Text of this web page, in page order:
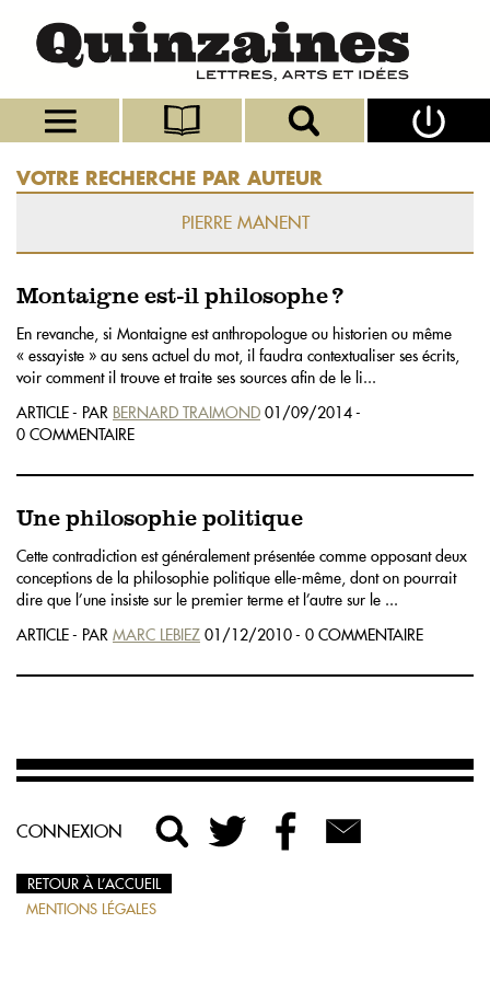
VOTRE RECHERCHE PAR AUTEUR
PIERRE MANENT
Montaigne est-il philosophe ?
En revanche, si Montaigne est anthropologue ou historien ou même
« essayiste » au sens actuel du mot, il faudra contextualiser ses écrits,
voir comment il trouve et traite ses sources afin de le li...
ARTICLE - PAR BERNARD TRAIMOND 01/09/2014 -
0 COMMENTAIRE
Une philosophie politique
Cette contradiction est généralement présentée comme opposant deux
conceptions de la philosophie politique elle-même, dont on pourrait
dire que l’une insiste sur le premier terme et l’autre sur le ...
ARTICLE - PAR MARC LEBIEZ 01/12/2010 - 0 COMMENTAIRE
CONNEXION
RETOUR À L’ACCUEIL
MENTIONS LÉGALES